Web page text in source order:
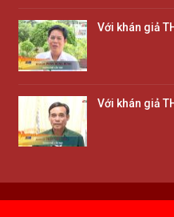
Với khán giả
Với khán giả